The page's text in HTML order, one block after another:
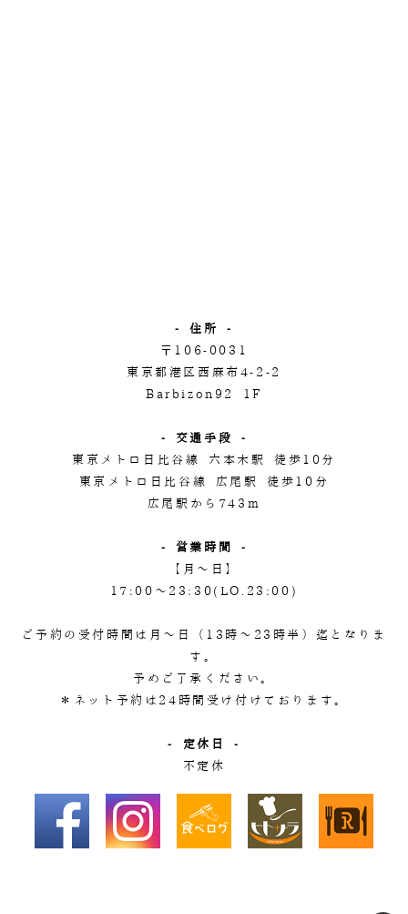
- 住所 -
〒106-0031
東京都港区西麻布4-2-2
Barbizon92 1F
- 交通手段 -
東京メトロ日比谷線 六本木駅 徒歩10分
東京メトロ日比谷線 広尾駅 徒歩10分
広尾駅から743m
- 営業時間 -
【月～日】
17:00～23:30(LO.23:00)
ご予約の受付時間は月～日（13時～23時半）迄となりま
す。
予めご了承ください。
＊ネット予約は24時間受け付けております。
- 定休日 -
不定休